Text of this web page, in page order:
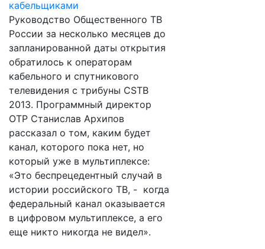
Руководство Общественного ТВ
России за несколько месяцев до
запланированной даты открытия
обратилось к операторам
кабельного и спутникового
телевидения с трибуны CSTB
2013. Программный директор
ОТР Станислав Архипов
рассказал о том, каким будет
канал, которого пока нет, но
который уже в мультиплексе:
«Это беспрецедентный случай в
истории российского ТВ, - когда
федеральный канал оказывается
в цифровом мультиплексе, а его
еще никто никогда не видел».